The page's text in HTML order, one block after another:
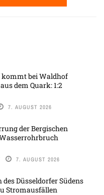
kommt bei Waldhof
dem Quark: 1:2
7. AUGUST 2026
der Bergischen
7. AUGUST 2026
Düsseldorfer Südens
Stromausfällen